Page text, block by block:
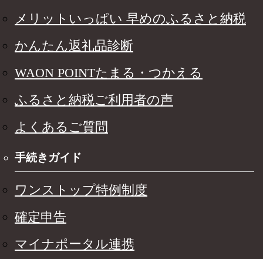
メリットいっぱい 早めのふるさと納税
かんたん返礼品診断
WAON POINTたまる・つかえる
ふるさと納税ご利用者の声
よくあるご質問
手続きガイド
ワンストップ特例制度
確定申告
マイナポータル連携